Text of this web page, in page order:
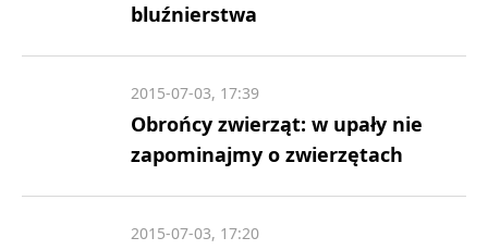
bluźnierstwa
Obrońcy zwierząt: w upały nie
zapominajmy o zwierzętach
2015-07-03, 17:39
2015-07-03, 17:20